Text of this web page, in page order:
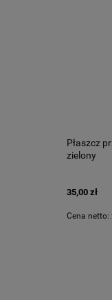
Płaszcz
zielony
35,00 zł
Cena netto: